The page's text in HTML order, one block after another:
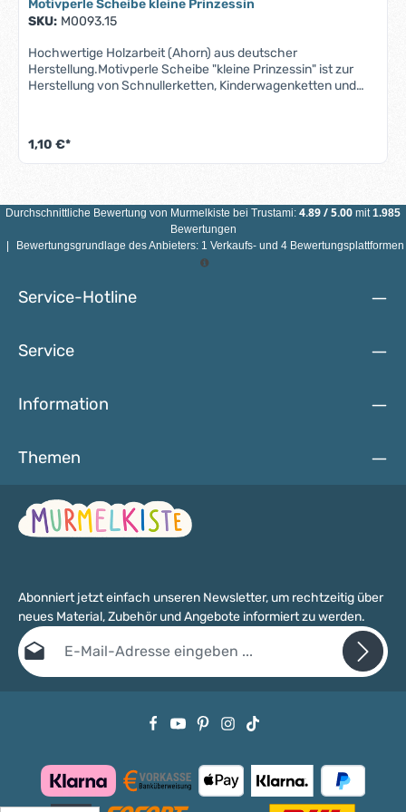
EINZELNE BUCHSTABENPERLEN NICHT FÜR KINDER UNTER
3 JAHREN GEEIGNET! Die Buchstaben sind bedingt
speichelfest.
Motivperle Scheibe kleine Prinzessin
SKU: M0093.15
Hochwertige Holzarbeit (Ahorn) aus deutscher
Herstellung.Motivperle Scheibe "kleine Prinzessin" ist zur
Herstellung von Schnullerketten, Kinderwagenketten und
speichelfest, farbecht - also für Babys Münder völlig
unbedenklich. Farbe: Farbwahl Größe: 20 mm im
FÜR KINDER UNTER 3 JAHRE GEEIGNET.
1,10 €*
Durchschnittliche Bewertung von Murmelkiste bei Trustami: 4.89/5.00 mit1.985
Bewertungen
Bewertungsgrundlage des Anbieters: 1 Verkaufs- und 4 Bewertungsplattformen
Service-Hotline
Service
Information
Themen
Abonniert jetzt einfach unseren Newsletter, um rechtzeitig über
neues Material, Zubehör und Angebote informiert zu werden.
E-Mail-Adresse*
Datenschutzbestimmungenzur Kenntnis genommen